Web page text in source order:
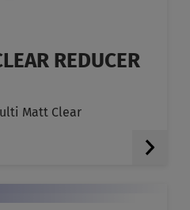
REDUCER
Matt Clear